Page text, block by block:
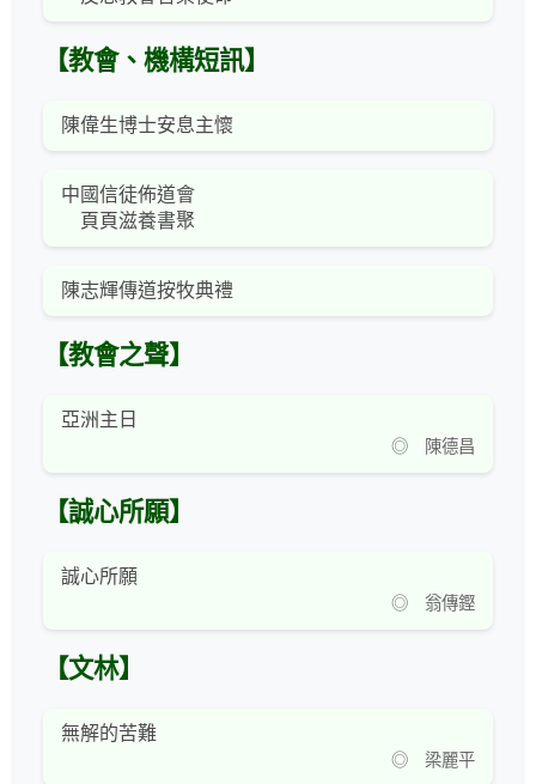
【教會、機構短訊】
陳偉生博士安息主懷
中國信徒佈道會
頁頁滋養書聚
陳志輝傳道按牧典禮
【教會之聲】
亞洲主日
◎ 陳德昌
【誠心所願】
誠心所願
◎ 翁傳鏗
【文林】
無解的苦難
◎ 梁麗平